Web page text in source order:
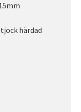
härdad